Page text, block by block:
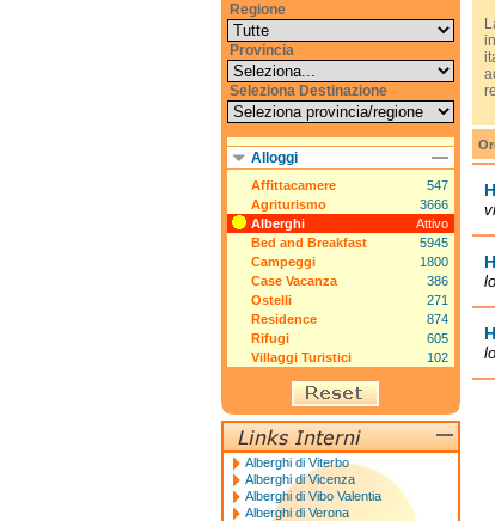
Regione
Provincia
Seleziona Destinazione
Alloggi
Affittacamere
547
Agriturismo
3666
Alberghi
Attivo
Bed and Breakfast
5945
Campeggi
1800
Case Vacanza
386
Ostelli
271
Residence
874
Rifugi
605
Villaggi Turistici
102
Alberghi di Viterbo
Alberghi di Vicenza
Alberghi di Vibo Valentia
Alberghi di Verona